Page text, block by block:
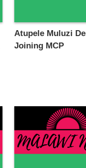
Atupele Muluzi
Joining MCP